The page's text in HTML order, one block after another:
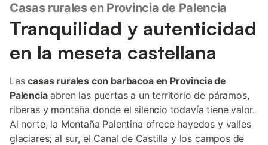
Casas rurales en Provincia de Palencia
Tranquilidad y autenticidad
en la meseta castellana
Lascasas rurales con barbacoa en Provincia de
Palenciaabren las puertas a un territorio de páramos,
riberas y montaña donde el silencio todavía tiene valor.
Al norte, la Montaña Palentina ofrece hayedos y valles
glaciares; al sur, el Canal de Castilla y los campos de